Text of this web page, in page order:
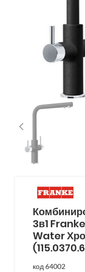
3в1
Water
код 64002